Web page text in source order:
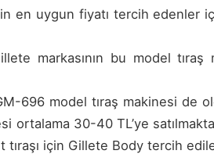
en uygun fiyatı tercih edenler
markasının bu model
696 model tıraş makinesi de
ortalama 30-40 TL’ye
için Gillete Body tercih